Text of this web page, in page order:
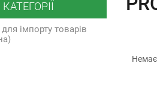
КАТЕГОРІЇ
для імпорту товарів